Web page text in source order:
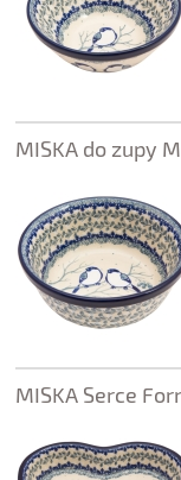
MISKA do zupy
MISKA Serce